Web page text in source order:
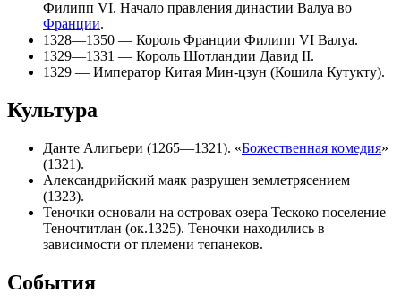
Филипп VI. Начало правления династии Валуа во
Франции.
1328—1350 — Король Франции Филипп VI Валуа.
1329—1331 — Король Шотландии Давид II.
1329 — Император Китая Мин-цзун (Кошила Кутукту).
Культура
Данте Алигьери (1265—1321). «Божественная комедия»
(1321).
Александрийский маяк разрушен землетрясением
(1323).
Теночки основали на островах озера Тескоко поселение
Теночтитлан (ок.1325). Теночки находились в
зависимости от племени тепанеков.
События